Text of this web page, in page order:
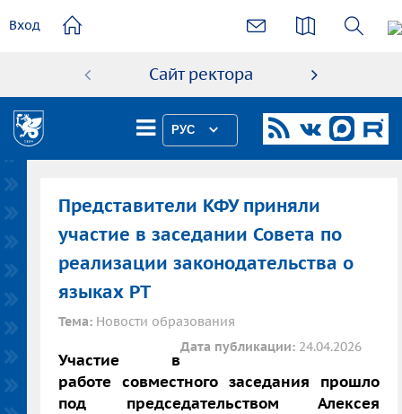
содержанию
Вход
Сайт ректора
РУС
Представители КФУ приняли
участие в заседании Совета по
реализации законодательства о
языках РТ
Тема: Новости образования
Дата публикации: 24.04.2026
Участие в
работе совместного заседания прошло
под председательством Алексея